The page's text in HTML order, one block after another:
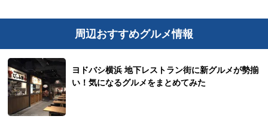
周辺おすすめグルメ情報
ヨドバシ横浜 地下レストラン街に新グルメが勢揃
い！気になるグルメをまとめてみた